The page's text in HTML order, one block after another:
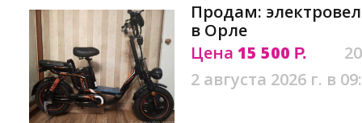
Продам:
в Орле
Цена 15 500 Р.
2 августа 2026 г. в